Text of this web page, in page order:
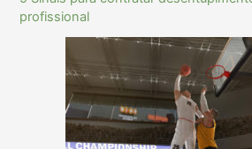
profissional